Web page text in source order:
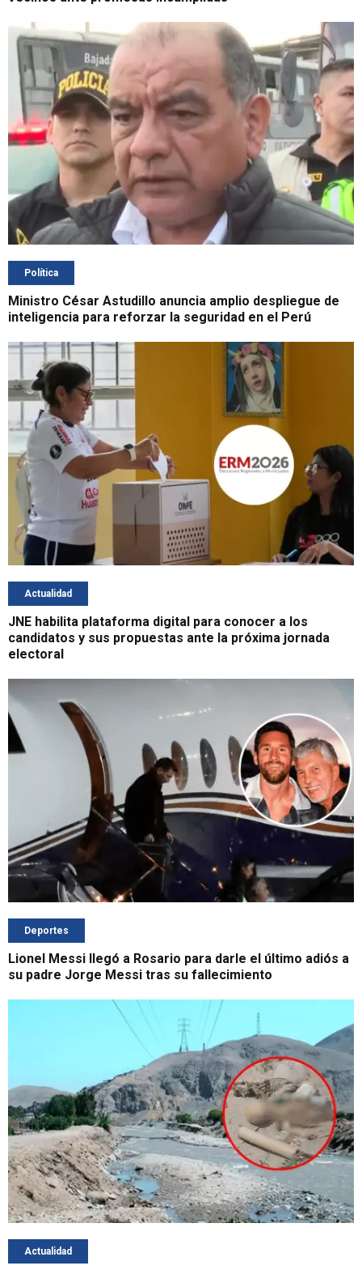
Política
Ministro César Astudillo anuncia amplio despliegue de
inteligencia para reforzar la seguridad en el Perú
Actualidad
JNE habilita plataforma digital para conocer a los
candidatos y sus propuestas ante la próxima jornada
electoral
Deportes
Lionel Messi llegó a Rosario para darle el último adiós a
su padre Jorge Messi tras su fallecimiento
Actualidad